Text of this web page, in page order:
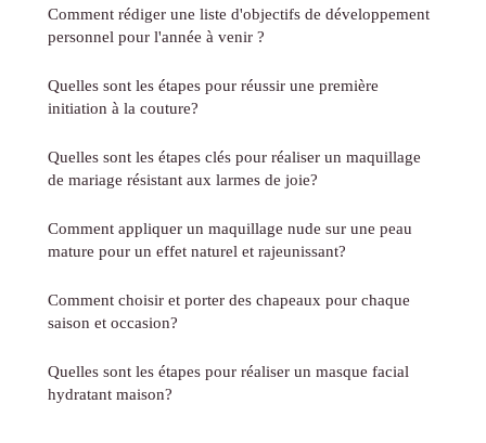
Comment rédiger une liste d'objectifs de développement
personnel pour l'année à venir ?
Quelles sont les étapes pour réussir une première
initiation à la couture?
Quelles sont les étapes clés pour réaliser un maquillage
de mariage résistant aux larmes de joie?
Comment appliquer un maquillage nude sur une peau
mature pour un effet naturel et rajeunissant?
Comment choisir et porter des chapeaux pour chaque
saison et occasion?
Quelles sont les étapes pour réaliser un masque facial
hydratant maison?